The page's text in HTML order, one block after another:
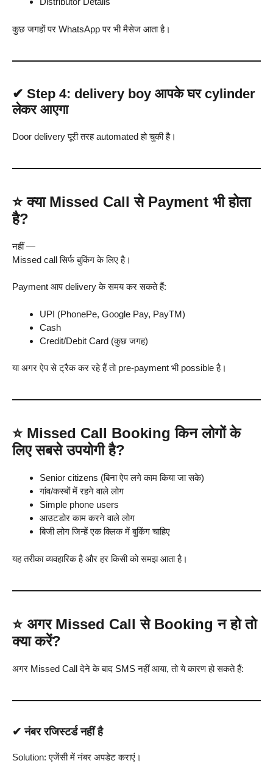
कुछ जगहों पर WhatsApp पर भी मैसेज आता है।
✔ Step 4: delivery boy आपके घर cylinder
लेकर आएगा
Door delivery पूरी तरह automated हो चुकी है।
⭐क्या Missed Call से Payment भी होता
है?
नहीं —
Missed call सिर्फ बुकिंग के लिए है।
Payment आप delivery के समय कर सकते हैं:
UPI (PhonePe, Google Pay, PayTM)
Cash
Credit/Debit Card (कुछ जगह)
या अगर ऐप से ट्रैक कर रहे हैं तो pre-payment भी possible है।
⭐ Missed Call Booking किन लोगों के
लिए सबसे उपयोगी है?
Senior citizens (बिना ऐप लगे काम किया जा सके)
गांव/कस्बों में रहने वाले लोग
Simple phone users
आउटडोर काम करने वाले लोग
बिजी लोग जिन्हें एक क्लिक में बुकिंग चाहिए
यह तरीका व्यवहारिक है और हर किसी को समझ आता है।
⭐ अगर Missed Call से Booking न हो तो
क्या करें?
अगर Missed Call देने के बाद SMS नहीं आया, तो ये कारण हो सकते हैं:
✔ नंबर रजिस्टर्ड नहीं है
Solution: एजेंसी में नंबर अपडेट कराएं।